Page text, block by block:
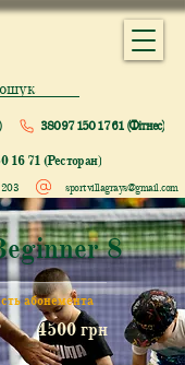
sportvillagrays@gmail.com
380 97 150 17 61 (Фітнес)
203
16 71 (Ресторан)
8
абонемента
4500 грн